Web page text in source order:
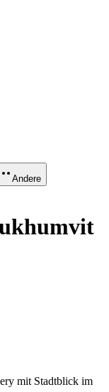
Andere
mit Stadtblick im